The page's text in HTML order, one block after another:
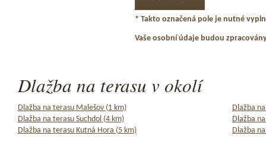
* Takto označená pole je nutné
Vaše osobní údaje budou
Dlažba na terasu v okolí
Dlažba na terasu Malešov (1 km)
Dlažba
Dlažba na terasu Suchdol (4 km)
Dlažba
Dlažba na terasu Kutná Hora (5 km)
Dlažba